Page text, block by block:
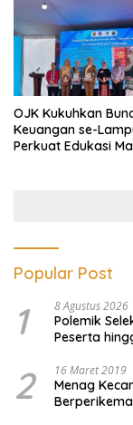
OJK Kukuhkan
Keuangan se-
Perkuat Edukasi
Popular Post
1 8 Agustus 2026
Polemik
Peserta
2 16 Maret 2019
Menag